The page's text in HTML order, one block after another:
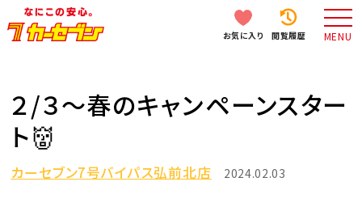
お気に入り 閲覧履歴 MENU
２/３～春のキャンペーンスター
ト👹
カーセブン7号バイパス弘前北店 2024.02.03